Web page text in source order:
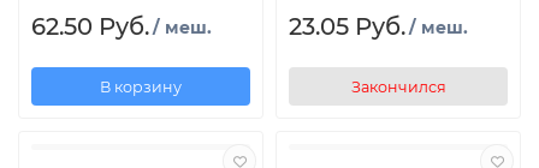
62.50 Руб./ меш.
В корзину
23.05 Руб./ меш.
Закончился